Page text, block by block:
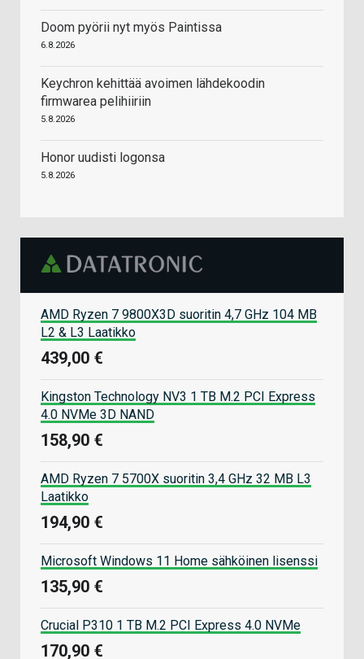
Doom pyörii nyt myös Paintissa
6.8.2026
Keychron kehittää avoimen lähdekoodin
firmwarea pelihiiriin
5.8.2026
Honor uudisti logonsa
5.8.2026
AMD Ryzen 7 9800X3D suoritin 4,7 GHz 104 MB
L2 & L3 Laatikko
439,00 €
Kingston Technology NV3 1 TB M.2 PCI Express
4.0 NVMe 3D NAND
158,90 €
AMD Ryzen 7 5700X suoritin 3,4 GHz 32 MB L3
Laatikko
194,90 €
Microsoft Windows 11 Home sähköinen lisenssi
135,90 €
Crucial P310 1 TB M.2 PCI Express 4.0 NVMe
170,90 €